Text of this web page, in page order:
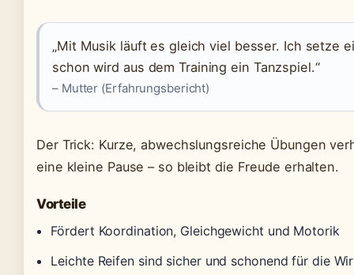
„Mit Musik läuft es gleich viel besser. Ich setze
schon wird aus dem Training ein Tanzspiel.“
– Mutter (Erfahrungsbericht)
Der Trick: Kurze, abwechslungsreiche Übungen
eine kleine Pause – so bleibt die Freude erhalten.
Vorteile
Fördert Koordination, Gleichgewicht und Motorik
Leichte Reifen sind sicher und schonend für die